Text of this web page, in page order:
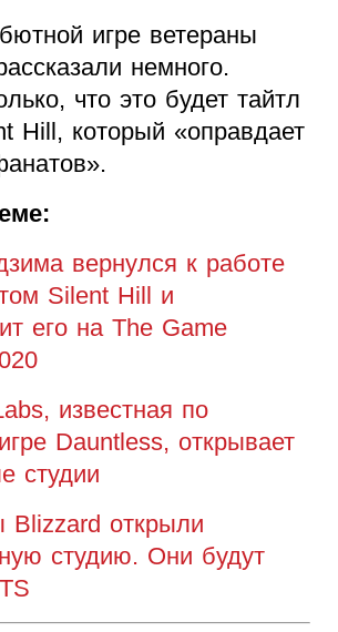
игре ветераны
немного.
что это будет тайтл
Hill, который «оправдает
вернулся к работе
Silent Hill и
его на The Game
известная по
Dauntless, открывает
студии
Blizzard открыли
студию. Они будут